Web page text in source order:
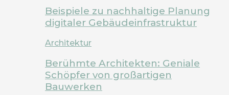
Beispiele zu nachhaltige Planung
digitaler Gebäudeinfrastruktur
Architektur
Berühmte Architekten: Geniale
Schöpfer von großartigen
Bauwerken